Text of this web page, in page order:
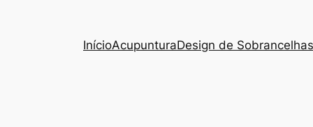
InícioAcupunturaDesign de Sobrancelhas